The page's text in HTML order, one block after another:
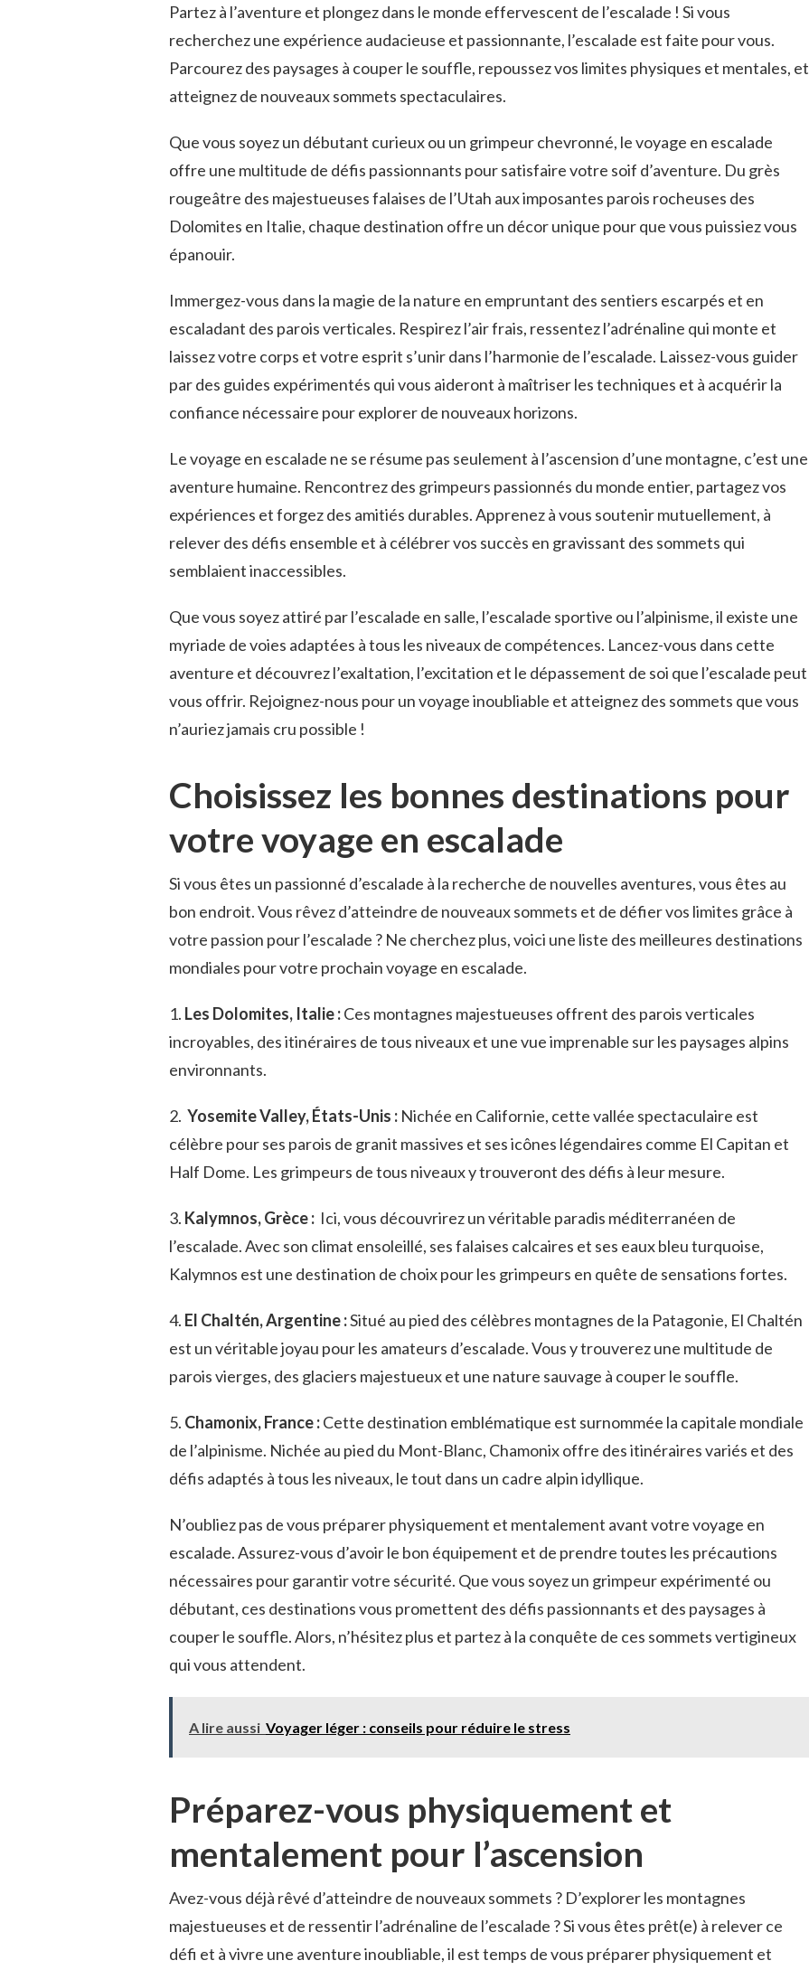
Partez ⁣à l’aventure et plongez dans ⁤le monde effervescent de l’escalade ‌! Si vous⁤
recherchez une expérience audacieuse ‍et passionnante, ‌l’escalade est faite ​pour vous.
Parcourez des⁢ paysages à couper le souffle, repoussez vos limites⁢ physiques et mentales, et
atteignez de nouveaux sommets spectaculaires.
Que vous soyez un débutant​ curieux ou un grimpeur ‌chevronné, ⁢le voyage en escalade
offre une multitude⁤ de ‌défis ⁤passionnants ​pour⁢ satisfaire votre soif d’aventure. Du grès⁢
rougeâtre des ⁢majestueuses falaises de l’Utah aux imposantes parois ‌rocheuses des
Dolomites en Italie, chaque ⁤destination offre ⁢un décor unique⁢ pour que vous puissiez vous
épanouir.
Immergez-vous dans la magie de​ la nature en empruntant des sentiers escarpés⁢ et ⁣en
escaladant des parois verticales. Respirez l’air ‌frais, ⁣ressentez l’adrénaline ⁢qui monte et
laissez ⁤votre corps et votre esprit ⁢s’unir dans l’harmonie de l’escalade. Laissez-vous guider
par ⁣des guides⁣ expérimentés qui⁤ vous aideront‍ à⁣ maîtriser ⁣les techniques⁢ et à⁤ acquérir⁢ la
confiance nécessaire ⁢pour​ explorer de nouveaux horizons.
Le voyage en escalade ne se résume pas ‍seulement à l’ascension‌ d’une montagne,‌ c’est une
aventure humaine. Rencontrez des grimpeurs⁢ passionnés du monde entier,⁤ partagez vos
expériences et forgez des amitiés durables. Apprenez à vous soutenir mutuellement, à
relever des défis ensemble‍ et à ⁣célébrer vos⁢ succès en gravissant des ‌sommets qui
semblaient ⁤inaccessibles.
Que vous ‌soyez attiré par⁣ l’escalade en salle, ⁣l’escalade sportive ou ⁤l’alpinisme, ‍il existe une
myriade ​de ​voies adaptées à tous⁢ les niveaux⁢ de compétences. Lancez-vous ⁤dans cette
aventure⁢ et découvrez l’exaltation, l’excitation et le‌ dépassement ⁤de soi que l’escalade peut
vous offrir. ​Rejoignez-nous pour⁤ un voyage inoubliable et atteignez ⁤des ​sommets que vous
n’auriez jamais ‍cru possible‌ !
Choisissez les bonnes destinations pour
votre‌ voyage⁣ en ​escalade
Si‌ vous ⁣êtes ⁤un passionné d’escalade ⁢à la recherche de nouvelles aventures, vous êtes au
bon endroit. ⁢Vous rêvez d’atteindre de nouveaux sommets et de défier‍ vos⁢ limites grâce à
votre ⁤passion pour l’escalade ? Ne cherchez plus,⁤ voici​ une liste⁣ des meilleures destinations
mondiales pour votre prochain voyage‌ en escalade.
1. Les Dolomites,​ Italie⁤ :Ces montagnes majestueuses offrent des parois verticales
incroyables, des itinéraires de tous niveaux et une⁢ vue ⁢imprenable‍ sur les paysages alpins
environnants.
2. ⁢ Yosemite Valley, États-Unis : Nichée en Californie, ​cette vallée spectaculaire ‍est
⁤célèbre pour ses ⁣parois ‌de granit ⁢massives et ses icônes ⁤légendaires comme El⁤ Capitan et⁢
Half Dome.‍ Les grimpeurs de tous niveaux y trouveront⁣ des défis ⁣à leur mesure.
3. Kalymnos, Grèce : ⁣ Ici, vous découvrirez ‌un⁢ véritable paradis ‌méditerranéen de
l’escalade.‌ Avec son⁣ climat ensoleillé, ses falaises calcaires et ses ⁣eaux bleu turquoise,
Kalymnos est une destination de choix‍ pour les grimpeurs en quête​ de⁣ sensations fortes.
4. El Chaltén, Argentine :⁣Situé⁣ au ⁢pied​ des célèbres montagnes de la Patagonie, El Chaltén
⁣est ​un véritable joyau pour ⁣les amateurs d’escalade. Vous y trouverez‌ une multitude de‍
parois vierges, des ‍glaciers ‍majestueux et‍ une nature⁤ sauvage à couper le souffle.
5. Chamonix, France ‍:Cette destination emblématique est surnommée⁣ la capitale mondiale‍
de l’alpinisme. Nichée⁣ au pied du Mont-Blanc, Chamonix offre des itinéraires variés et‍ des
défis adaptés ‌à⁢ tous ⁤les niveaux,⁢ le tout dans un cadre alpin idyllique.
N’oubliez‌ pas de vous préparer ‌physiquement ⁤et mentalement‍ avant votre voyage ​en
escalade. Assurez-vous d’avoir le bon équipement et de prendre toutes les‍ précautions
nécessaires pour garantir votre sécurité. ​Que vous soyez un grimpeur expérimenté‍ ou
débutant, ces destinations vous⁢ promettent des défis ‍passionnants et⁣ des paysages à
couper le⁤ souffle. Alors, n’hésitez‌ plus et partez à la conquête de ⁢ces sommets vertigineux
qui vous attendent.
A lire aussi Voyager léger : conseils pour réduire le stress
Préparez-vous ⁢physiquement ⁣et
⁣mentalement pour l’ascension
Avez-vous déjà rêvé⁣ d’atteindre de nouveaux sommets‍ ? D’explorer les ‌montagnes⁢
majestueuses ⁤et de ressentir l’adrénaline ⁢de l’escalade ? Si⁣ vous êtes‌ prêt(e) à ⁣relever ce‍
défi et à vivre une aventure inoubliable, il est temps de vous⁣ préparer physiquement ​et​